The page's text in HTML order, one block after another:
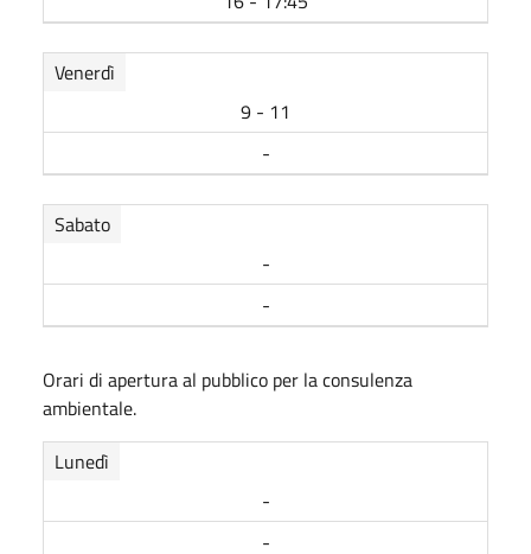
Venerdì
9 - 11
-
Sabato
-
-
Orari di apertura al pubblico per la consulenza
ambientale.
Lunedì
-
-